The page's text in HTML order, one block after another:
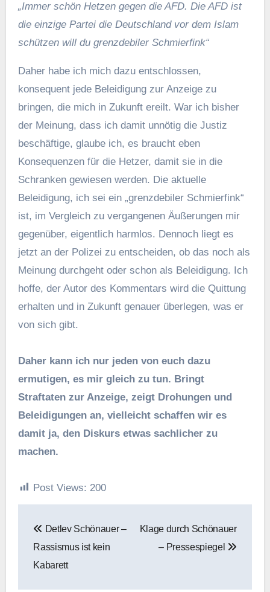
„Immer schön Hetzen gegen die AFD. Die AFD ist
die einzige Partei die Deutschland vor dem Islam
schützen will du grenzdebiler Schmierfink“
Daher habe ich mich dazu entschlossen,
konsequent jede Beleidigung zur Anzeige zu
bringen, die mich in Zukunft ereilt. War ich bisher
der Meinung, dass ich damit unnötig die Justiz
beschäftige, glaube ich, es braucht eben
Konsequenzen für die Hetzer, damit sie in die
Schranken gewiesen werden. Die aktuelle
Beleidigung, ich sei ein „grenzdebiler Schmierfink“
ist, im Vergleich zu vergangenen Äußerungen mir
gegenüber, eigentlich harmlos. Dennoch liegt es
jetzt an der Polizei zu entscheiden, ob das noch als
Meinung durchgeht oder schon als Beleidigung. Ich
hoffe, der Autor des Kommentars wird die Quittung
erhalten und in Zukunft genauer überlegen, was er
von sich gibt.
Daher kann ich nur jeden von euch dazu
ermutigen, es mir gleich zu tun. Bringt
Straftaten zur Anzeige, zeigt Drohungen und
Beleidigungen an, vielleicht schaffen wir es
damit ja, den Diskurs etwas sachlicher zu
machen.
Post Views: 200
Detlev Schönauer –
Rassismus ist kein
Kabarett
Klage durch Schönauer
– Pressespiegel